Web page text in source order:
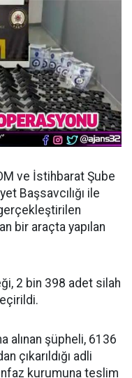
ve İstihbarat Şube
Başsavcılığı ile
bir araçta yapılan
2 bin 398 adet silah
alınan şüpheli, 6136
çıkarıldığı adli
kurumuna teslim